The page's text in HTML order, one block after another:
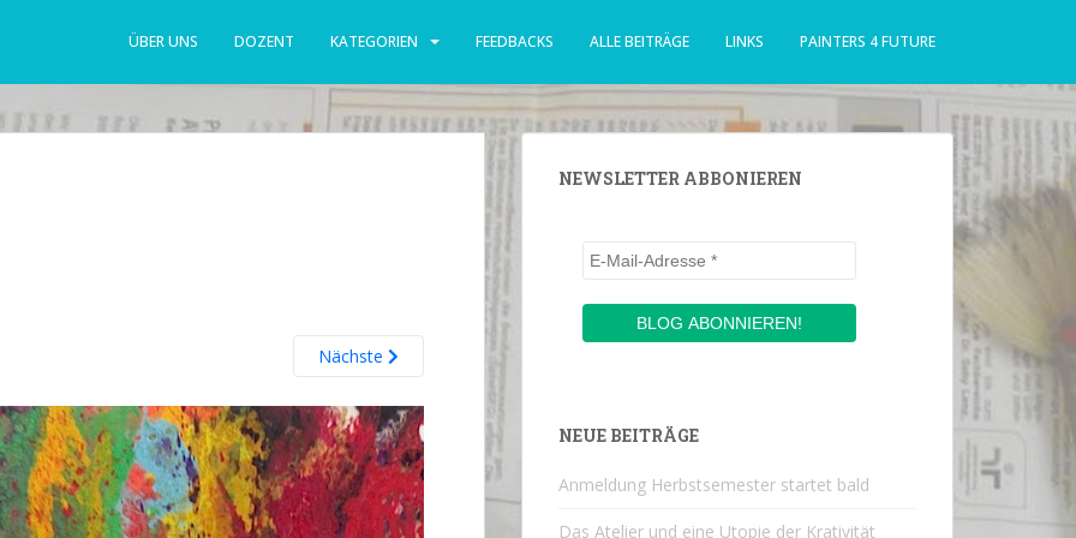
ÜBER UNS DOZENT KATEGORIEN FEEDBACKS ALLE BEITRÄGE LINKS PAINTERS 4 FUTURE
Nächste
NEWSLETTER ABBONIEREN
NEUE BEITRÄGE
Anmeldung Herbstsemester startet bald
Das Atelier und eine Utopie der Krativität